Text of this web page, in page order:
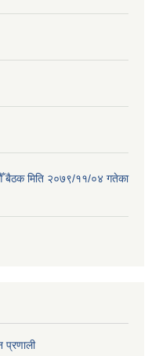
औँ बैठक मिति २०७९/११/०४ गतेका
प्रणाली